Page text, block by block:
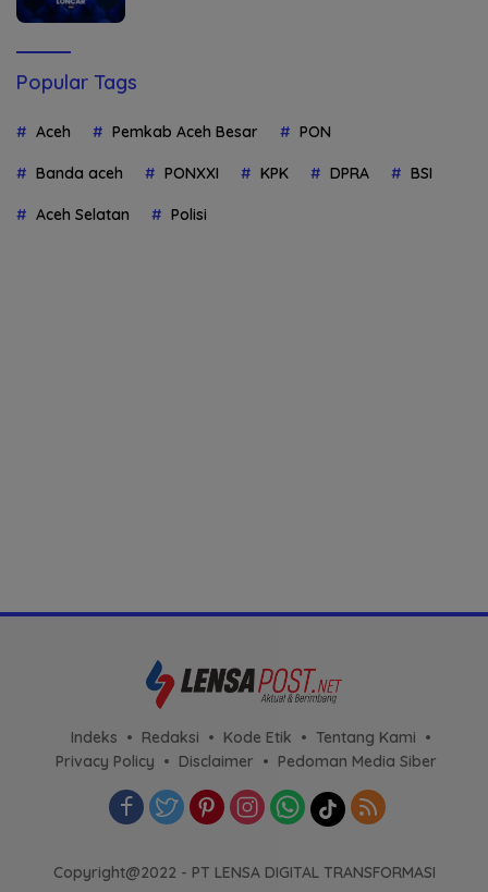
Popular Tags
Aceh Pemkab Aceh Besar PON
Banda aceh PONXXI KPK DPRA BSI
Aceh Selatan Polisi
Indeks Redaksi Kode Etik
Tentang Kami
Privacy Policy
Disclaimer Pedoman Media Siber
Copyright@2022 - PT LENSA DIGITAL TRANSFORMASI